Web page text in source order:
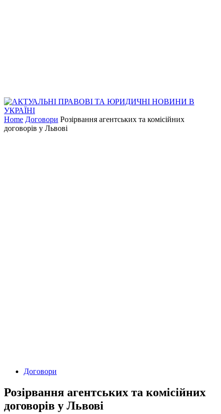
Home Договори Розірвання агентських та комісійних
договорів у Львові
Договори
Розірвання агентських та комісійних
договорів у Львові